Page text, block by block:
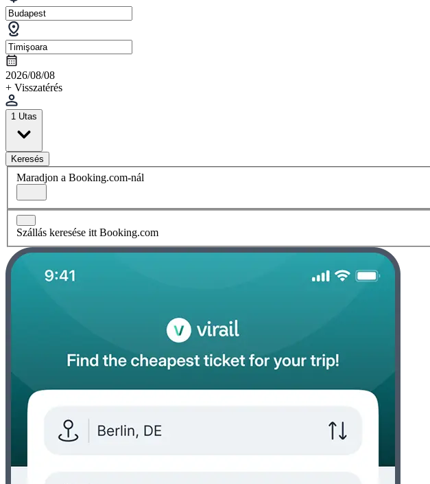
2026/08/08
+ Visszatérés
1 Utas
Keresés
Maradjon a Booking.com-nál
Szállás keresése itt Booking.com